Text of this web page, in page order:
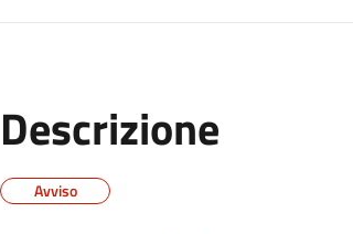
Descrizione
Avviso